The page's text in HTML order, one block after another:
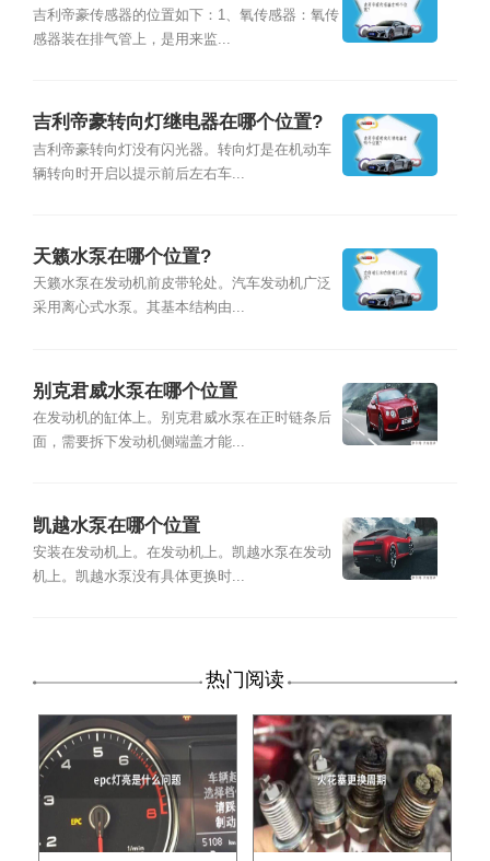
吉利帝豪传感器的位置如下：1、氧传感器：氧传
感器装在排气管上，是用来监...
吉利帝豪转向灯继电器在哪个位置?
吉利帝豪转向灯没有闪光器。转向灯是在机动车
辆转向时开启以提示前后左右车...
天籁水泵在哪个位置?
天籁水泵在发动机前皮带轮处。汽车发动机广泛
采用离心式水泵。其基本结构由...
别克君威水泵在哪个位置
在发动机的缸体上。别克君威水泵在正时链条后
面，需要拆下发动机侧端盖才能...
凯越水泵在哪个位置
安装在发动机上。在发动机上。凯越水泵在发动
机上。凯越水泵没有具体更换时...
热门阅读